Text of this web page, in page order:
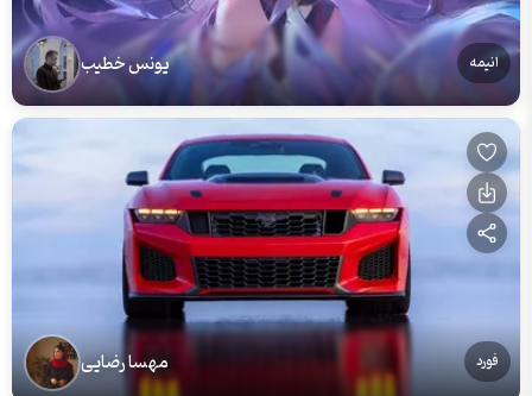
انیمه یونس خطیب
فورد مهسا رضایی